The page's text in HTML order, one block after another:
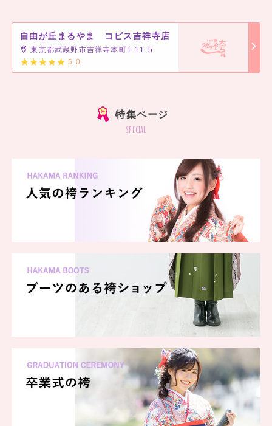
自由が丘まるやま コピス吉祥寺店
東京都武蔵野市吉祥寺本町1-11-5
5.0
特集ページ
special